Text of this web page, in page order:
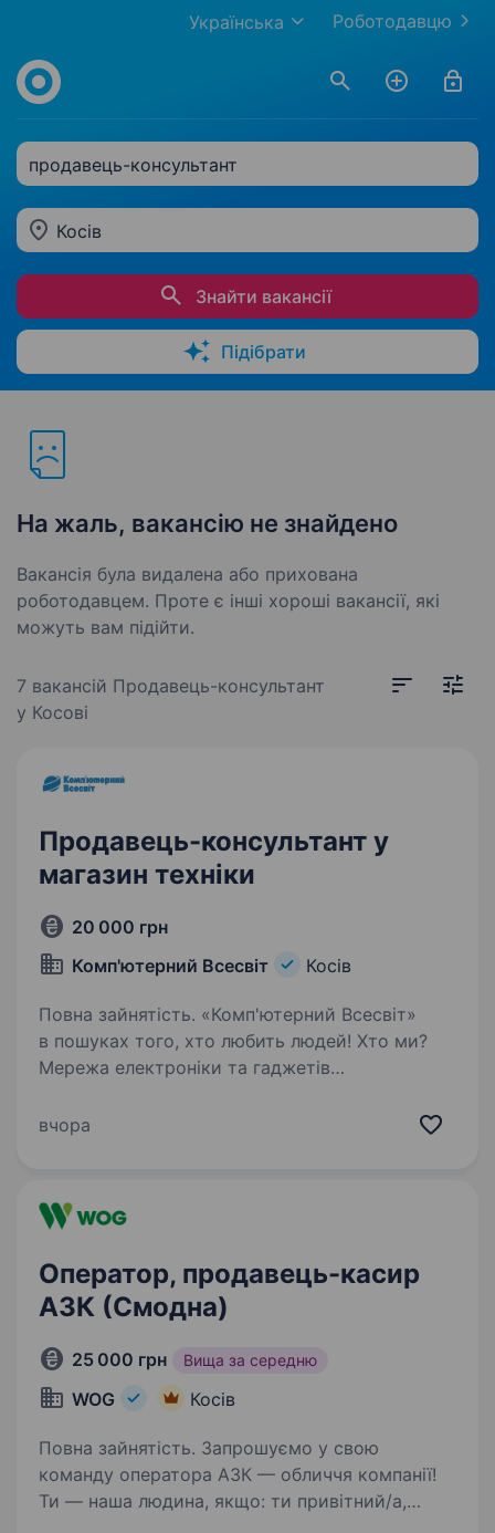
Роботодавцю
Українська
продавець-консультант
Косів
Знайти вакансії
Підібрати
На жаль, вакансію не знайдено
Вакансія була видалена або прихована
роботодавцем. Проте є інші хороші вакансії, які
можуть вам підійти.
7 вакансій Продавець-консультант
у Косові
Продавець-консультант у
магазин техніки
20 000 грн
Комп'ютерний Всесвіт
Косів
Повна зайнятість. «Комп'ютерний Всесвіт»
в пошуках того, хто любить людей! Хто ми?
Мережа електроніки та гаджетів
на ринку понад 20років. Де ми? Понад 70
вчора
Оператор, продавець-касир
АЗК (Смодна)
25 000 грн Вища за середню
WOG Косів
Повна зайнятість. Запрошуємо у свою
команду оператора АЗК — обличчя компанії!
Ти — наша людина, якщо: ти привітний/а,